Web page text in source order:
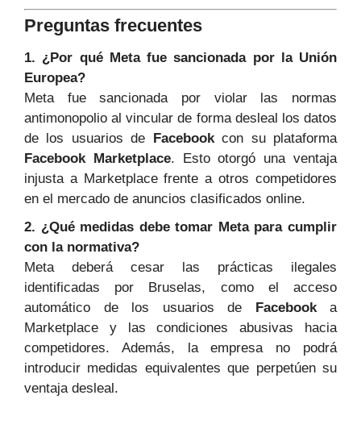
Preguntas frecuentes
1. ¿Por qué Meta fue sancionada por la Unión
Europea?
Meta fue sancionada por violar las normas
antimonopolio al vincular de forma desleal los datos
de los usuarios de Facebookcon su plataforma
Facebook Marketplace. Esto otorgó una ventaja
injusta a Marketplace frente a otros competidores
en el mercado de anuncios clasificados online.
2. ¿Qué medidas debe tomar Meta para cumplir
con la normativa?
Meta deberá cesar las prácticas ilegales
identificadas por Bruselas, como el acceso
automático de los usuarios de Facebooka
Marketplace y las condiciones abusivas hacia
competidores. Además, la empresa no podrá
introducir medidas equivalentes que perpetúen su
ventaja desleal.